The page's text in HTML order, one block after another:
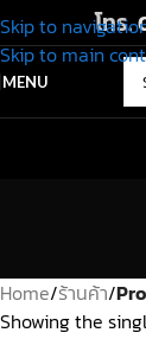
Skip to
Skip to main
โทร.
MENU
Home/ร้านค้า/
Showing the